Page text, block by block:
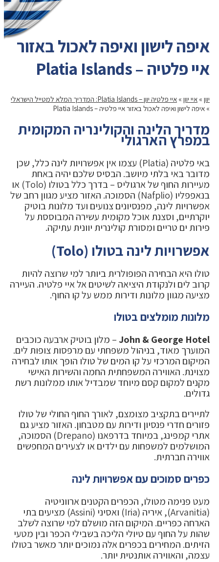
איפה לישון ואיפה לאכול באזור
איי פלטיה – Platia Islands
יוון » איי יוון » איי פלטיה יוון – Platia Islands: המדריך המלא למטייל הישראלי
» איפה לישון ואיפה לאכול באזור איי פלטיה – Platia Islands
מדריך הלינה והקולינריה המקומית
במפרץ הארגולי
באי פלטיה (Platia) עצמו אין אפשרויות לינה כלל, שכן
מדובר באי בלתי מיושב. הבסיס שלכם יהיה באחת
מעיירות החוף של ארגוליס – בדרך כלל בטולו (Tolo) או
בנאפפליו (Nafplio) הסמוכה. האזור מציע מגוון רחב של
אפשרויות לינה, מפנסיונים צנועים ועד מלונות בוטיק
יוקרתיים, וסצנת אוכל מקומית עשירה המבוססת על
פירות ים טריים ומסורת קולינרית יוונית עתיקה.
אפשרויות לינה בטולו (Tolo)
טולו היא הבחירה הפופולרית ביותר למי שרוצה להיות
קרוב לים ולנקודת היציאה לשיטים אל איי פלטיה. העיירה
מציעה מגוון מלונות ודירות ממש על קו החוף.
מלונות מומלצים בטולו
John & George Hotel– מלון בוטיק ארבעה כוכבים
המוערך מאוד, בניהול משפחתי עם מרפסות צופות לים.
המיקום המרכזי על קו המים של טולו הופך אותו לבחירה
מצוינת. האווירה המשפחתית החמה והשירות האישי
מקנים למקום קסם מיוחד שמבדיל אותו ממלונות רשת
גדולים.
לתיירים בתקציב מצומצם, לאורך החוף החולי של טולו
פזורים חדרי פנסיון ודירות עם מטבחון. האזור מציע גם
אתרי קמפינג, במיוחד בדרפאנו (Drepano) הסמוכה,
המושלמים למשפחות עם ילדים או לצעירים המחפשים
אווירה חברתית.
כפרים סמוכים עם אפשרויות לינה
מעט פנימה מטולו, הכפרים הקטנים ארווניטיה
(Arvanitia), איריה (Iria) ואסיני (Assini) מציעים בתי
הארחה כפריים. המיקום הזה מושלם למי שרוצה לשלב
שהות על החוף עם טיולי הליכה בשבילי הכפר ובין מטעי
הזיתים. המחירים בכפרים אלה נמוכים יותר מאשר בטולו
עצמה, והאווירה אותנטית יותר.